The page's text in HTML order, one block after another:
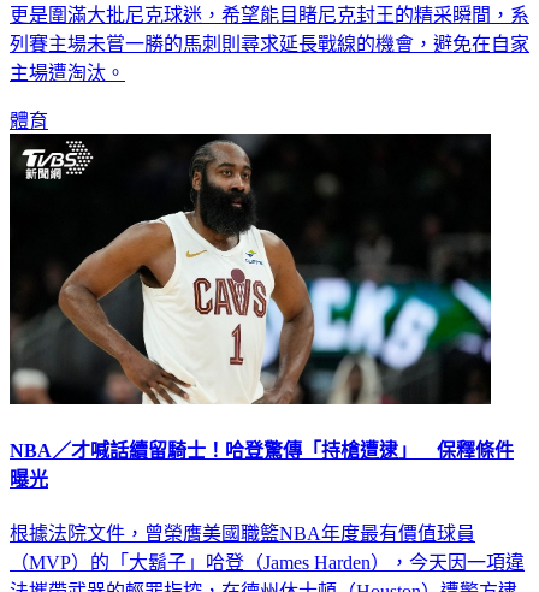
更是圍滿大批尼克球迷，希望能目睹尼克封王的精采瞬間，系
列賽主場未嘗一勝的馬刺則尋求延長戰線的機會，避免在自家
主場遭淘汰。
體育
NBA／才喊話續留騎士！哈登驚傳「持槍遭逮」 保釋條件
曝光
根據法院文件，曾榮膺美國職籃NBA年度最有價值球員
（MVP）的「大鬍子」哈登（James Harden），今天因一項違